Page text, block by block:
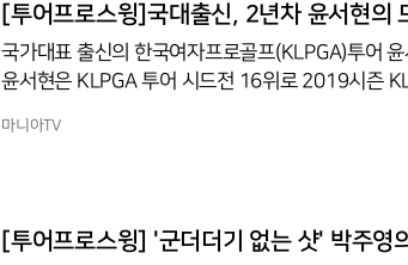
[투어프로스윙]국대출신, 2년차 윤서현의
국가대표 출신의 한국여자프로골프(KLPGA)투어
윤서현은 KLPGA 투어 시드전 16위로 2019시즌
현은 트로피를 들어올리지 못했지만, 용평리조트오
열린 2020시즌 KLPGA투어 첫 대회 효성챔피언십
는 윤서현의
마니아TV
[투어프로스윙] '군더더기 없는 샷' 박주영